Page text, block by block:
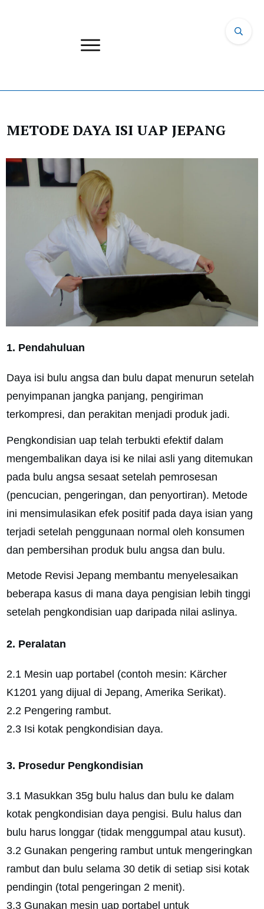
METODE DAYA ISI UAP JEPANG
1. Pendahuluan
Daya isi bulu angsa dan bulu dapat menurun setelah
penyimpanan jangka panjang, pengiriman
terkompresi, dan perakitan menjadi produk jadi.
Pengkondisian uap telah terbukti efektif dalam
mengembalikan daya isi ke nilai asli yang ditemukan
pada bulu angsa sesaat setelah pemrosesan
(pencucian, pengeringan, dan penyortiran). Metode
ini mensimulasikan efek positif pada daya isian yang
terjadi setelah penggunaan normal oleh konsumen
dan pembersihan produk bulu angsa dan bulu.
Metode Revisi Jepang membantu menyelesaikan
beberapa kasus di mana daya pengisian lebih tinggi
setelah pengkondisian uap daripada nilai aslinya.
2. Peralatan
2.1 Mesin uap portabel (contoh mesin: Kärcher
K1201 yang dijual di Jepang, Amerika Serikat).
2.2 Pengering rambut.
2.3 Isi kotak pengkondisian daya.
3. Prosedur Pengkondisian
3.1 Masukkan 35g bulu halus dan bulu ke dalam
kotak pengkondisian daya pengisi. Bulu halus dan
bulu harus longgar (tidak menggumpal atau kusut).
3.2 Gunakan pengering rambut untuk mengeringkan
rambut dan bulu selama 30 detik di setiap sisi kotak
pendingin (total pengeringan 2 menit).
3.3 Gunakan mesin uap portabel untuk